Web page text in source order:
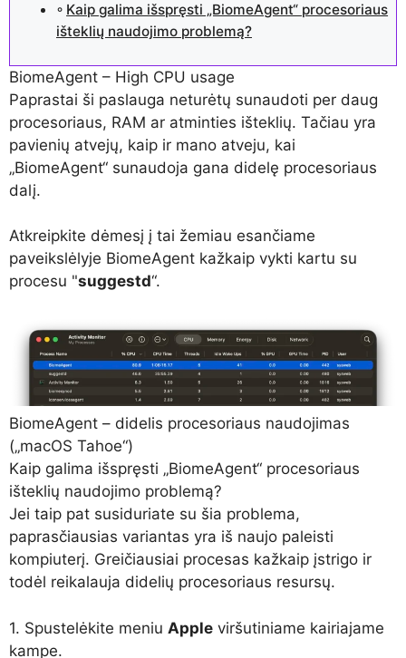
Kaip galima išspręsti „BiomeAgent“ procesoriaus
išteklių naudojimo problemą?
BiomeAgent – High CPU usage
Paprastai ši paslauga neturėtų sunaudoti per daug
procesoriaus, RAM ar atminties išteklių. Tačiau yra
pavienių atvejų, kaip ir mano atveju, kai
„BiomeAgent“ sunaudoja gana didelę procesoriaus
dalį.
Atkreipkite dėmesį į tai žemiau esančiame
paveikslėlyje BiomeAgent kažkaip vykti kartu su
procesu "suggestd“.
BiomeAgent – ​​didelis procesoriaus naudojimas
(„macOS Tahoe“)
Kaip galima išspręsti „BiomeAgent“ procesoriaus
išteklių naudojimo problemą?
Jei taip pat susiduriate su šia problema,
paprasčiausias variantas yra iš naujo paleisti
kompiuterį. Greičiausiai procesas kažkaip įstrigo ir
todėl reikalauja didelių procesoriaus resursų.
1. Spustelėkite meniu Apple viršutiniame kairiajame
kampe.